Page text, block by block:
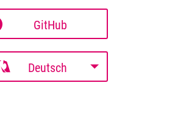
GitHub
Deutsch